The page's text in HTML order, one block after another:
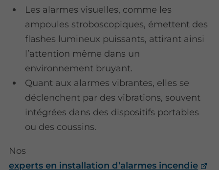
Les alarmes visuelles, comme les
ampoules stroboscopiques, émettent des
flashes lumineux puissants, attirant ainsi
l’attention même dans un
environnement bruyant.
Quant aux alarmes vibrantes, elles se
déclenchent par des vibrations, souvent
intégrées dans des dispositifs portables
ou des coussins.
Nos
experts en installation d’alarmes incendie